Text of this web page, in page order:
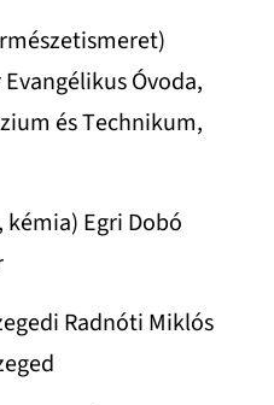
Óvoda,
és Technikum,
Egri Dobó
Radnóti Miklós